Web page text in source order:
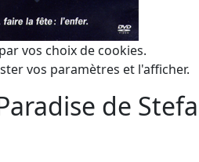
vos choix de cookies.
vos paramètres et l'afficher.
de